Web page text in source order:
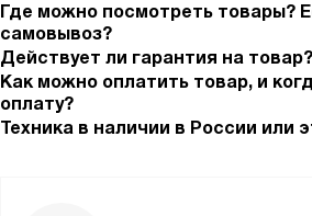
Где можно посмотреть товары?
самовывоз?
Действует ли гарантия на товар?
Как можно оплатить товар, и
оплату?
Техника в наличии в России или